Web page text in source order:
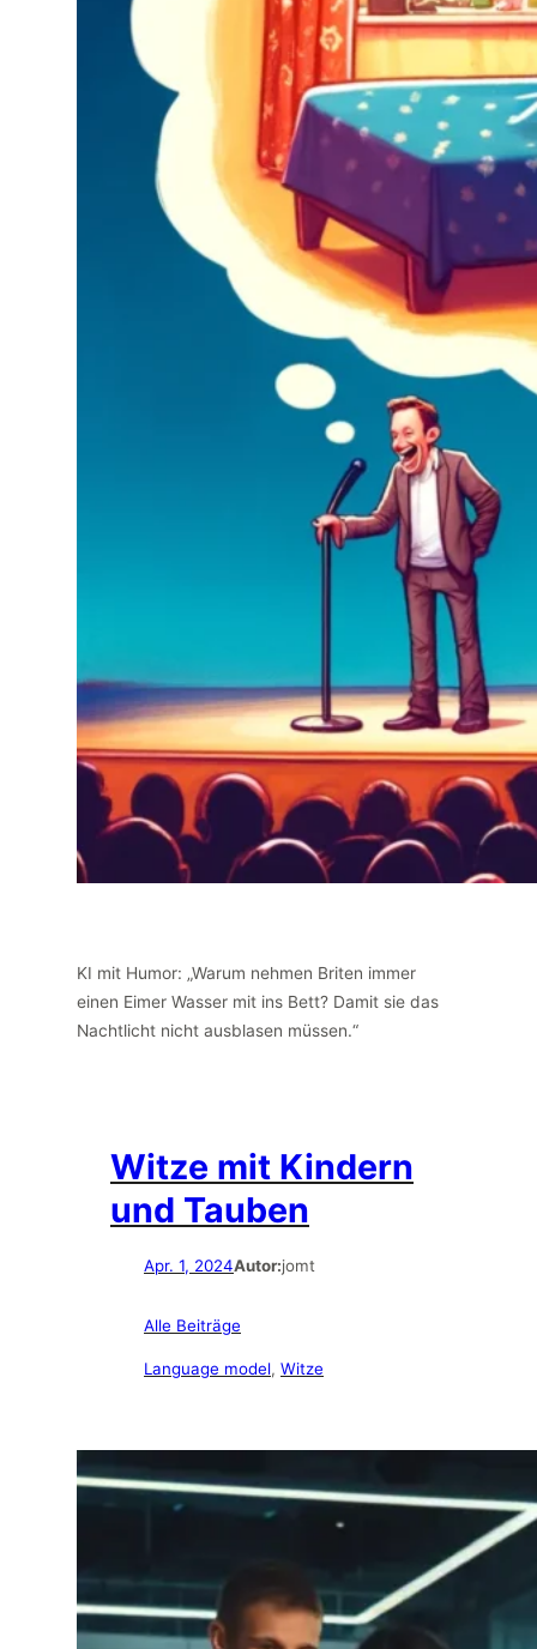
KI mit Humor: „Warum nehmen Briten immer
einen Eimer Wasser mit ins Bett? Damit sie das
Nachtlicht nicht ausblasen müssen.“
Witze mit Kindern
und Tauben
Apr. 1, 2024Autor:jomt
Alle Beiträge
Language model, Witze